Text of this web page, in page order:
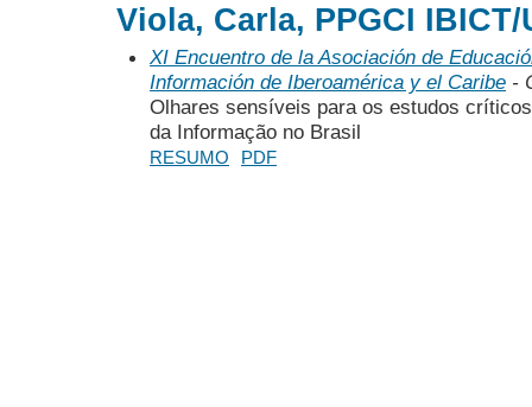
Viola, Carla, PPGCI
XI Encuentro de la Asociación de
Información de Iberoamérica y el Caribe -
Olhares sensíveis para os estudos
da Informação no Brasil
RESUMO PDF